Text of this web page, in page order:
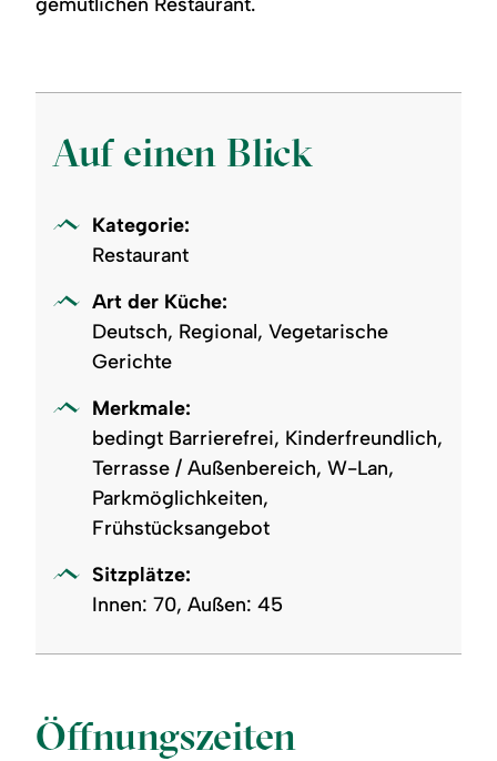
Kaminofen.
und
im
mit
Hintergrund
Brauanlage
Bierflaschen.
Auf einen Blick
Kategorie:
Restaurant
Art der Küche:
Deutsch, Regional, Vegetarische
Gerichte
Merkmale:
bedingt Barrierefrei, Kinderfreundlich,
Terrasse / Außenbereich, W-Lan,
Parkmöglichkeiten,
Frühstücksangebot
Sitzplätze:
Innen: 70, Außen: 45
Öffnungszeiten